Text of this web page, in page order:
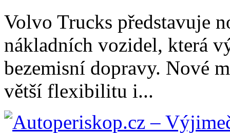
Volvo Trucks představuje
nákladních vozidel, která
bezemisní dopravy. Nové
větší flexibilitu i...